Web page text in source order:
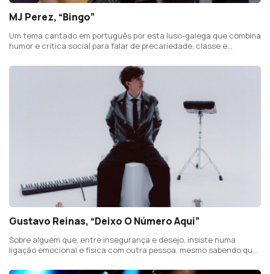
MJ Perez, “Bingo”
Um tema cantado em português por esta luso-galega que combina
humor e crítica social para falar de precariedade, classe e
Gustavo Reinas, “Deixo O Número Aqui”
Sobre alguém que, entre insegurança e desejo, insiste numa
ligação emocional e física com outra pessoa, mesmo sabendo que